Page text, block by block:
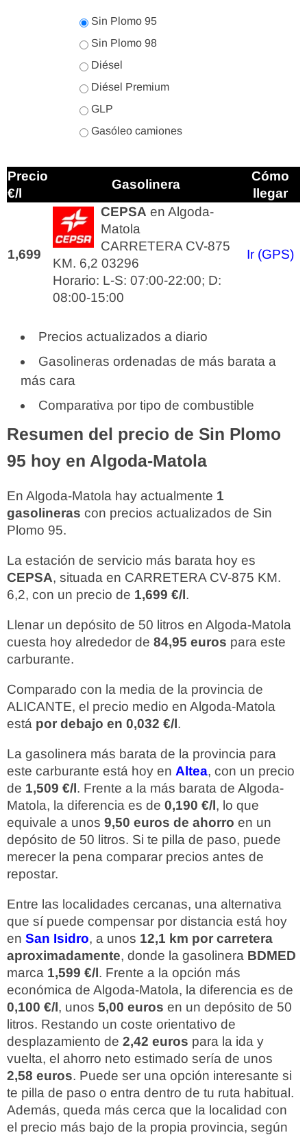
Sin Plomo 95
Sin Plomo 98
Diésel
Diésel Premium
GLP
Gasóleo camiones
Precio
€/l
Gasolinera
Cómo
llegar
1,699
CEPSA en Algoda-
Matola
CARRETERA CV-875
KM. 6,2 03296
Horario: L-S: 07:00-22:00; D:
08:00-15:00
Ir (GPS)
Precios actualizados a diario
Gasolineras ordenadas de más barata a
más cara
Comparativa por tipo de combustible
Resumen del precio de Sin Plomo
95 hoy en Algoda-Matola
En Algoda-Matola hay actualmente 1
gasolineras con precios actualizados de Sin
Plomo 95.
La estación de servicio más barata hoy es
CEPSA, situada en CARRETERA CV-875 KM.
6,2, con un precio de 1,699 €/l.
Llenar un depósito de 50 litros en Algoda-Matola
cuesta hoy alrededor de 84,95 euros para este
carburante.
Comparado con la media de la provincia de
ALICANTE, el precio medio en Algoda-Matola
está por debajo en 0,032 €/l.
La gasolinera más barata de la provincia para
este carburante está hoy en Altea, con un precio
de 1,509 €/l. Frente a la más barata de Algoda-
Matola, la diferencia es de 0,190 €/l, lo que
equivale a unos 9,50 euros de ahorro en un
depósito de 50 litros. Si te pilla de paso, puede
merecer la pena comparar precios antes de
repostar.
Entre las localidades cercanas, una alternativa
que sí puede compensar por distancia está hoy
en San Isidro, a unos 12,1 km por carretera
aproximadamente, donde la gasolinera BDMED
marca 1,599 €/l. Frente a la opción más
económica de Algoda-Matola, la diferencia es de
0,100 €/l, unos 5,00 euros en un depósito de 50
litros. Restando un coste orientativo de
desplazamiento de 2,42 euros para la ida y
vuelta, el ahorro neto estimado sería de unos
2,58 euros. Puede ser una opción interesante si
te pilla de paso o entra dentro de tu ruta habitual.
Además, queda más cerca que la localidad con
el precio más bajo de la propia provincia, según